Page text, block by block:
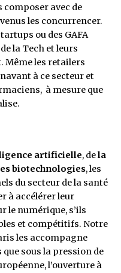
avec de
les concurrencer.
ou des GAFA
la Tech et leurs
Même les retailers
à ce secteur et
à mesure que
artificielle, dela
biotechnologies, les
du secteur de la santé
à accélérer leur
numérique, s’ils
et compétitifs. Notre
les accompagne
que sous la pression de
l’ouverture à